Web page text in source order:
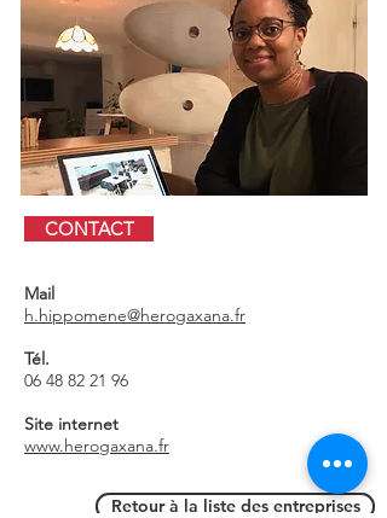
CONTACT
Mail
h.hippomene@herogaxana.fr
Tél.
06 48 82 21 96
Site internet
www.herogaxana.fr
Retour à la liste des entreprises